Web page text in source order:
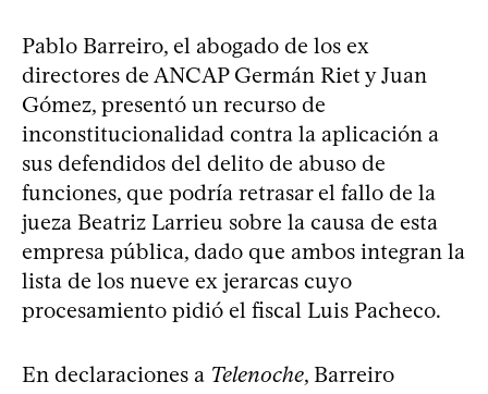
Pablo Barreiro, el abogado de los ex
directores de ANCAP Germán Riet y Juan
Gómez, presentó un recurso de
inconstitucionalidad contra la aplicación a
sus defendidos del delito de abuso de
funciones, que podría retrasar el fallo de la
jueza Beatriz Larrieu sobre la causa de esta
empresa pública, dado que ambos integran la
lista de los nueve ex jerarcas cuyo
procesamiento pidió el fiscal Luis Pacheco.
En declaraciones a Telenoche, Barreiro